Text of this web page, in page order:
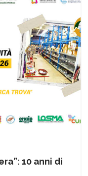
10 anni di